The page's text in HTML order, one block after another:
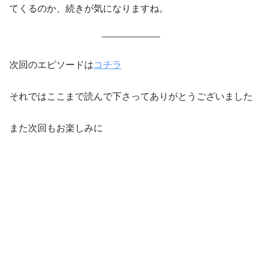
てくるのか、続きが気になりますね。
次回のエピソードはコチラ
それではここまで読んで下さってありがとうございました
また次回もお楽しみに